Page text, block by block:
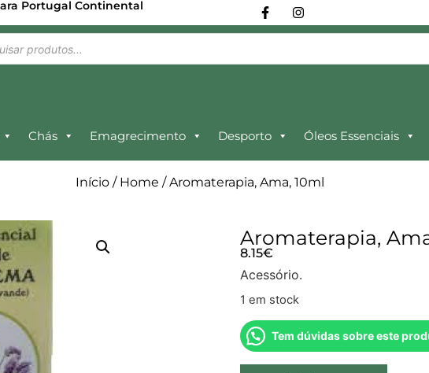
Portugal Continental
Chás Emagrecimento Desporto Óleos Essenciais
Início/ Home / Aromaterapia, Ama, 10ml
Aromaterapia,
8.15€
Acessório.
1 em stock
Tem dúvidas sobre este